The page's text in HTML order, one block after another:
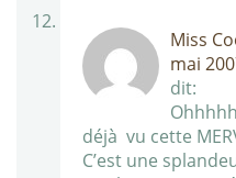
Miss
mai
dit:
déjà vu cette
C’est une